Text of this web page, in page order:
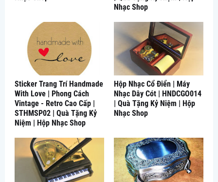
Nhạc Shop
Sticker Trang Trí Handmade
With Love | Phong Cách
Vintage - Retro Cao Cấp |
STHMSP02 | Quà Tặng Kỷ
Niệm | Hộp Nhạc Shop
Hộp Nhạc Cổ Điển | Máy
Nhạc Dây Cót | HNDCGO014
| Quà Tặng Kỷ Niệm | Hộp
Nhạc Shop